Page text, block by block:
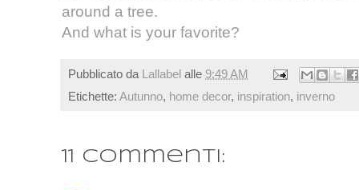
around a tree.
And what is your favorite?
Pubblicato da Lallabel alle 9:49 AM
Etichette: Autunno, home decor, inspiration, inverno
11 commenti: